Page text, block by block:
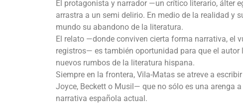
El protagonista y narrador —un crítico literario, álter
arrastra a un semi delirio. En medio de la realidad y
mundo su abandono de la literatura.
El relato —donde conviven cierta forma narrativa, el
registros— es también oportunidad para que el
nuevos rumbos de la literatura hispana.
Siempre en la frontera, Vila-Matas se atreve a
Joyce, Beckett o Musil— que no sólo es una arenga
narrativa española actual.